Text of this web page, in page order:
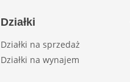
Działki
Działki na sprzedaż
Działki na wynajem